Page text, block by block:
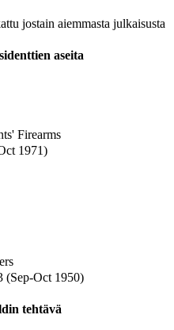
jostain aiemmasta julkaisusta
aseita
Firearms
1971)
(Sep-Oct 1950)
tehtävä